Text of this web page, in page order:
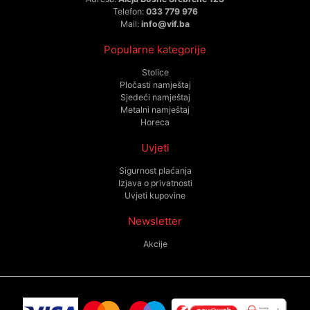
Telefon: 033 779 976
Mail: info@vif.ba
Popularne kategorije
Stolice
Pločasti namještaj
Sjedeći namještaj
Metalni namještaj
Horeca
Uvjeti
Sigurnost plaćanja
Izjava o privatnosti
Uvjeti kupovine
Newsletter
Akcije